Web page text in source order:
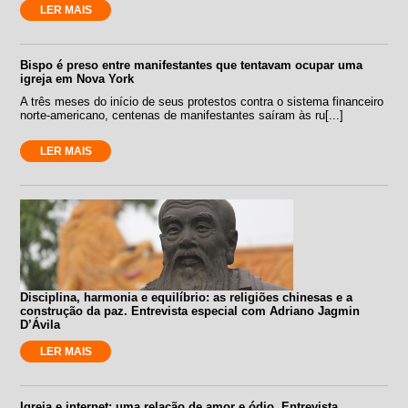
LER MAIS
Bispo é preso entre manifestantes que tentavam ocupar uma
igreja em Nova York
A três meses do início de seus protestos contra o sistema financeiro
norte-americano, centenas de manifestantes saíram às ru[...]
LER MAIS
Disciplina, harmonia e equilíbrio: as religiões chinesas e a
construção da paz. Entrevista especial com Adriano Jagmin
D’Ávila
LER MAIS